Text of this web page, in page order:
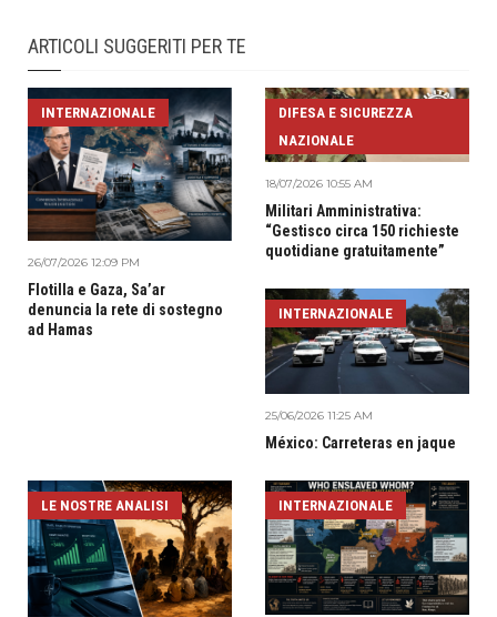
ARTICOLI SUGGERITI PER TE
INTERNAZIONALE
26/07/2026 12:09 PM
Flotilla e Gaza, Sa’ar
denuncia la rete di sostegno
ad Hamas
DIFESA E SICUREZZA
NAZIONALE
18/07/2026 10:55 AM
Militari Amministrativa:
“Gestisco circa 150 richieste
quotidiane gratuitamente”
INTERNAZIONALE
25/06/2026 11:25 AM
México: Carreteras en jaque
LE NOSTRE ANALISI INTERNAZIONALE